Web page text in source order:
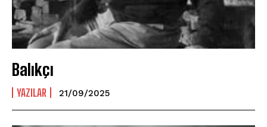
Balıkçı
YAZILAR 21/09/2025